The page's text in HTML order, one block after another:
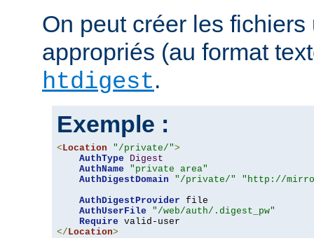
On peut créer les fichiers
appropriés (au format
htdigest.
Exemple :
< Location "/private/">
AuthType
Digest
AuthName
"private area"
AuthDigestDomain
"/private/"
"http://
AuthDigestProvider file
AuthUserFile
"/web/auth/.digest_pw"
Require
</ Location>